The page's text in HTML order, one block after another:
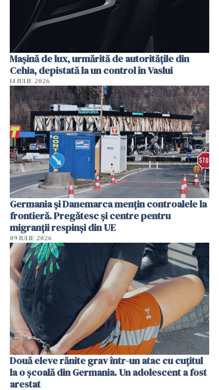
Mașină de lux, urmărită de autoritățile din
Cehia, depistată la un control în Vaslui
14 IULIE 2026
Germania și Danemarca mențin controalele la
frontieră. Pregătesc și centre pentru
migranții respinși din UE
09 IULIE 2026
Două eleve rănite grav într-un atac cu cuțitul
la o școală din Germania. Un adolescent a fost
arestat